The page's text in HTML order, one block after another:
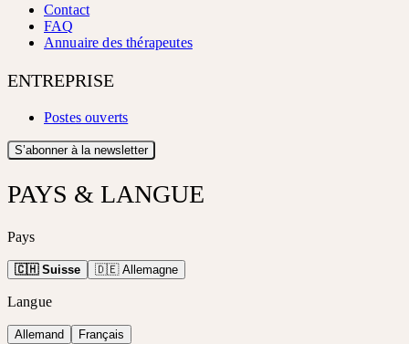
Contact
FAQ
Annuaire des thérapeutes
ENTREPRISE
Postes ouverts
S’abonner à la newsletter
PAYS & LANGUE
Pays
🇨🇭 Suisse 🇩🇪 Allemagne
Langue
Allemand Français